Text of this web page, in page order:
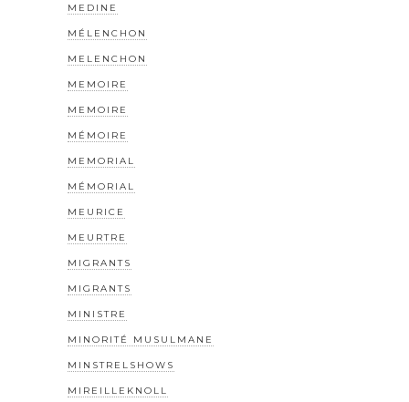
MEDINE
MÉLENCHON
MELENCHON
MEMOIRE
MEMOIRE
MÉMOIRE
MEMORIAL
MÉMORIAL
MEURICE
MEURTRE
MIGRANTS
MIGRANTS
MINISTRE
MINORITÉ MUSULMANE
MINSTRELSHOWS
MIREILLEKNOLL